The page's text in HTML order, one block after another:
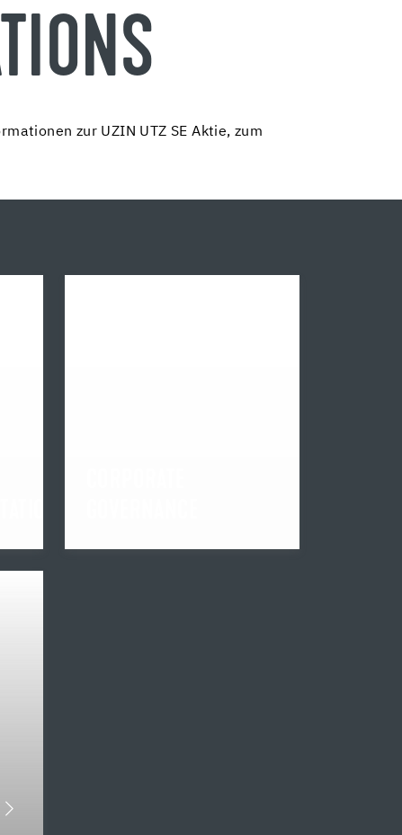
zur UZIN UTZ SE Aktie, zum